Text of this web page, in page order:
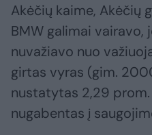
Akėčių kaime, Akėčių
BMW galimai vairavo,
nuvažiavo nuo
girtas vyras (gim.
nustatytas 2,29
nugabentas į